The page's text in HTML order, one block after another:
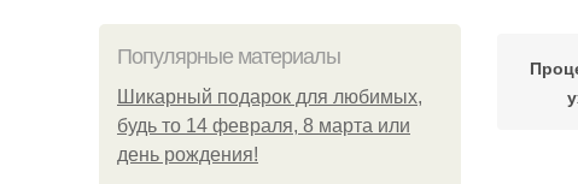
Популярные материалы
Шикарный подарок для любимых,
будь то 14 февраля, 8 марта или
день рождения!